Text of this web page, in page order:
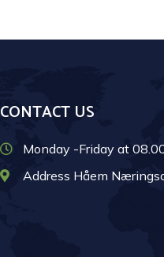
CONTACT US
Monday -Friday at
Address Håem